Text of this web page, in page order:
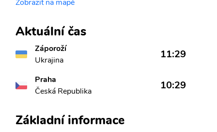
Zobrazit na mapě
Aktuální čas
Záporoží
Ukrajina
11:29
Praha
Česká Republika
10:29
Základní informace